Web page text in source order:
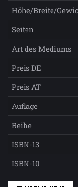
Höhe/Breite/
Seiten
Art des Mediums
Preis DE
Preis AT
Auflage
Reihe
ISBN-13
ISBN-10